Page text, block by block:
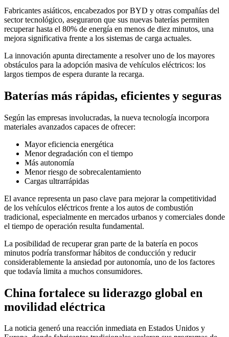
Fabricantes asiáticos, encabezados por BYD y otras compañías del
sector tecnológico, aseguraron que sus nuevas baterías permiten
recuperar hasta el 80% de energía en menos de diez minutos, una
mejora significativa frente a los sistemas de carga actuales.
La innovación apunta directamente a resolver uno de los mayores
obstáculos para la adopción masiva de vehículos eléctricos: los
largos tiempos de espera durante la recarga.
Baterías más rápidas, eficientes y seguras
Según las empresas involucradas, la nueva tecnología incorpora
materiales avanzados capaces de ofrecer:
Mayor eficiencia energética
Menor degradación con el tiempo
Más autonomía
Menor riesgo de sobrecalentamiento
Cargas ultrarrápidas
El avance representa un paso clave para mejorar la competitividad
de los vehículos eléctricos frente a los autos de combustión
tradicional, especialmente en mercados urbanos y comerciales donde
el tiempo de operación resulta fundamental.
La posibilidad de recuperar gran parte de la batería en pocos
minutos podría transformar hábitos de conducción y reducir
considerablemente la ansiedad por autonomía, uno de los factores
que todavía limita a muchos consumidores.
China fortalece su liderazgo global en
movilidad eléctrica
La noticia generó una reacción inmediata en Estados Unidos y